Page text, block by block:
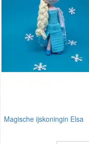
Magische ijskoningin Elsa